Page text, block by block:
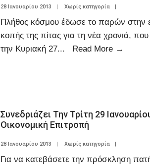
28 Ιανουαρίου 2013 | Χωρίς κατηγορία |
Πλήθος κόσμου έδωσε το παρών στην
κοπής της πίτας για τη νέα χρονιά,
την Κυριακή 27... Read More →
Συνεδριάζει Την Τρίτη 29
Οικονομική Επιτροπή
28 Ιανουαρίου 2013 | Χωρίς κατηγορία |
Για να κατεβάσετε την πρόσκληση